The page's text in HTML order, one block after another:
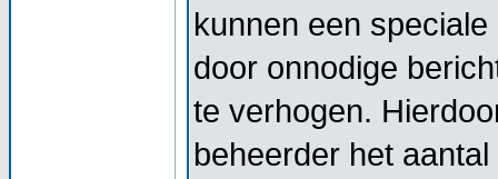
kunnen een
door onnodige
te verhogen.
beheerder het